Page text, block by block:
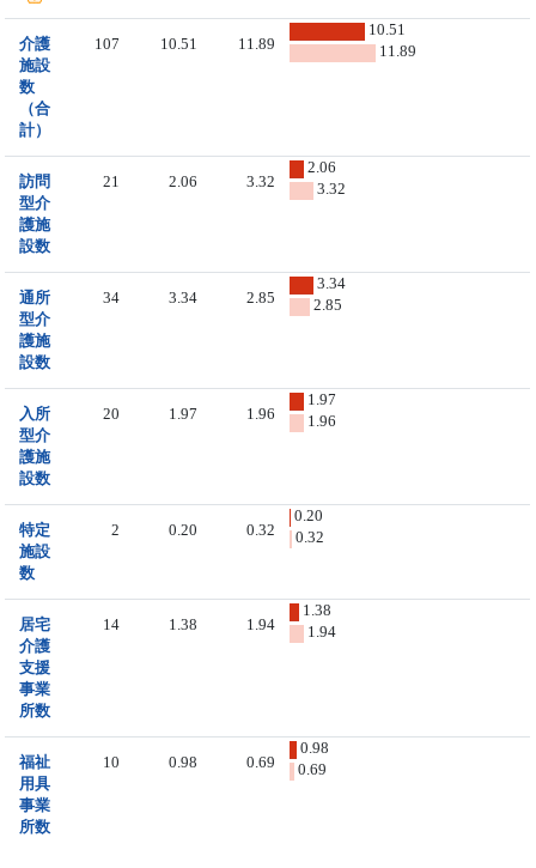
介護
施設
数
（合
計）
107 10.51 11.89
10.51
11.89
訪問
型介
護施
設数
21 2.06 3.32
2.06
3.32
通所
型介
護施
設数
34 3.34 2.85
3.34
2.85
入所
型介
護施
設数
20 1.97 1.96
1.97
1.96
特定
施設
数
2 0.20 0.32
0.20
0.32
居宅
介護
支援
事業
所数
14 1.38 1.94
1.38
1.94
福祉
用具
事業
所数
10 0.98 0.69
0.98
0.69